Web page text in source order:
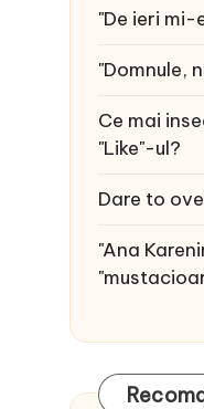
"De ieri mi-
"Domnule,
Ce mai
"Like"-ul?
Dare to
"Ana